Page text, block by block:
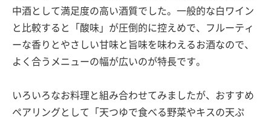
中酒として満足度の高い酒質でした。一般的な白ワイン
と比較すると「酸味」が圧倒的に控えめで、フルーティ
ーな香りとやさしい甘味と旨味を味わえるお酒なので、
よく合うメニューの幅が広いのが特長です。
いろいろなお料理と組み合わせてみましたが、おすすめ
ペアリングとして「天つゆで食べる野菜やキスの天ぷ